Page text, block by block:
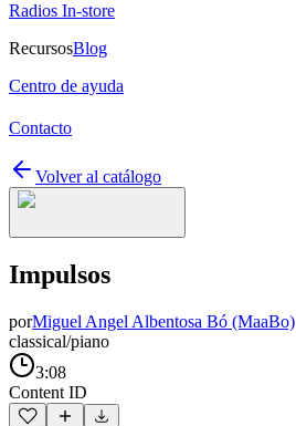
Radios In-store
RecursosBlog
Centro de ayuda
Contacto
Volver al catálogo
Impulsos
porMiguel Angel Albentosa Bó (MaaBo)
classical/piano
3:08
Content ID